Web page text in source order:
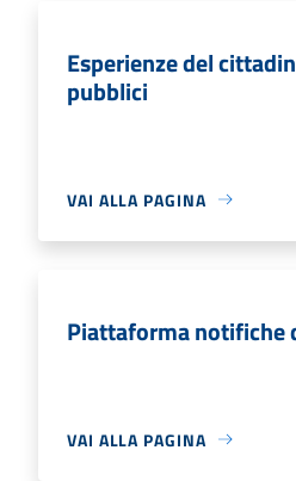
Esperienze del
pubblici
VAI ALLA PAGINA
Piattaforma notifiche
VAI ALLA PAGINA